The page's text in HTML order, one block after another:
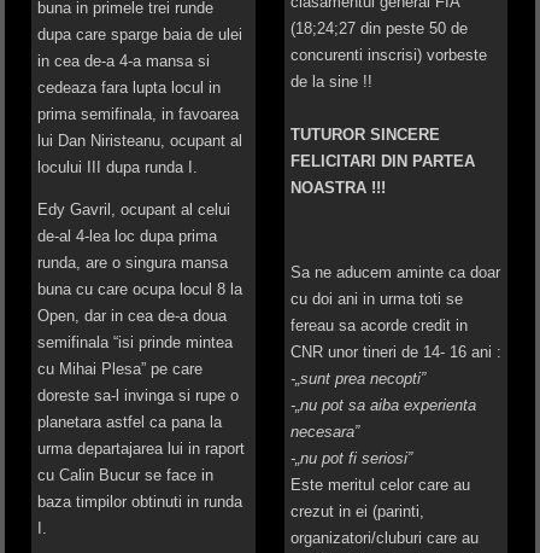
buna in primele trei runde
dupa care sparge baia de ulei
in cea de-a 4-a mansa si
cedeaza fara lupta locul in
prima semifinala, in favoarea
lui Dan Niristeanu, ocupant al
locului III dupa runda I.
Edy Gavril, ocupant al celui
de-al 4-lea loc dupa prima
runda, are o singura mansa
buna cu care ocupa locul 8 la
Open, dar in cea de-a doua
semifinala “isi prinde mintea
cu Mihai Plesa” pe care
doreste sa-l invinga si rupe o
planetara astfel ca pana la
urma departajarea lui in raport
cu Calin Bucur se face in
baza timpilor obtinuti in runda
(18;24;27 din peste 50 de
concurenti inscrisi) vorbeste
de la sine !!
TUTUROR SINCERE
FELICITARI DIN PARTEA
NOASTRA !!!
Sa ne aducem aminte ca doar
cu doi ani in urma toti se
fereau sa acorde credit in
CNR unor tineri de 14- 16 ani :
-„sunt prea necopti”
-„nu pot sa aiba experienta
necesara”
-„nu pot fi seriosi”
Este meritul celor care au
crezut in ei (parinti,
organizatori/cluburi care au